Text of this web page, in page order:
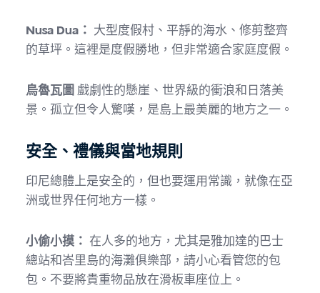
Nusa Dua： 大型度假村、平靜的海水、修剪整齊
的草坪。這裡是度假勝地，但非常適合家庭度假。
烏魯瓦圖 戲劇性的懸崖、世界級的衝浪和日落美
景。孤立但令人驚嘆，是島上最美麗的地方之一。
安全、禮儀與當地規則
印尼總體上是安全的，但也要運用常識，就像在亞
洲或世界任何地方一樣。
小偷小摸： 在人多的地方，尤其是雅加達的巴士
總站和峇里島的海灘俱樂部，請小心看管您的包
包。不要將貴重物品放在滑板車座位上。